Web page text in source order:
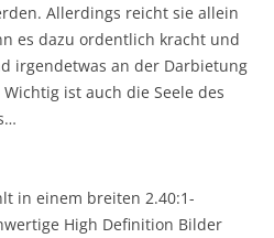
Allerdings reicht sie allein
es dazu ordentlich kracht und
irgendetwas an der Darbietung
ist auch die Seele des
in einem breiten 2.40:1-
High Definition Bilder